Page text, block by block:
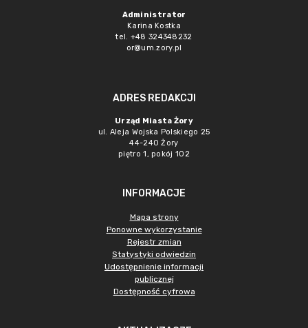
Administrator
Karina Kostka
tel. +48 324348232
or@um.zory.pl
ADRES REDAKCJI
Urząd Miasta Żory
ul. Aleja Wojska Polskiego 25
44-240 Żory
piętro 1, pokój 102
INFORMACJE
Mapa strony
Ponowne wykorzystanie
Rejestr zmian
Statystyki odwiedzin
Udostępnienie informacji
publicznej
Dostępność cyfrowa